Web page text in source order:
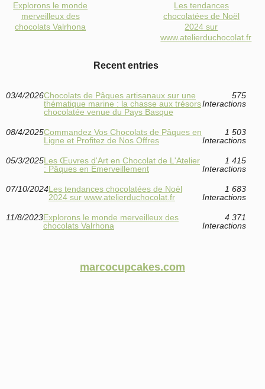
Explorons le monde
merveilleux des
chocolats Valrhona
Les tendances
chocolatées de Noël
2024 sur
www.atelierduchocolat.fr
Recent entries
03/4/2026Chocolats de Pâques artisanaux sur une
thématique marine : la chasse aux trésors
chocolatée venue du Pays Basque
575
Interactions
08/4/2025Commandez Vos Chocolats de Pâques en
Ligne et Profitez de Nos Offres
1 503
Interactions
05/3/2025Les Œuvres d'Art en Chocolat de L'Atelier
: Pâques en Émerveillement
1 415
Interactions
07/10/2024Les tendances chocolatées de Noël
2024 sur www.atelierduchocolat.fr
1 683
Interactions
11/8/2023Explorons le monde merveilleux des
chocolats Valrhona
4 371
Interactions
marcocupcakes.com